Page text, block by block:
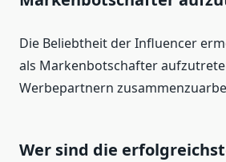
Die Beliebtheit der Influencer
als Markenbotschafter
Werbepartnern
Wer sind die